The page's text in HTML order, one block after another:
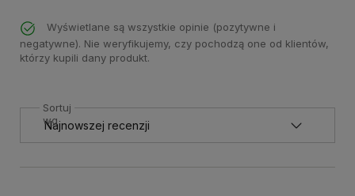
Wyświetlane są wszystkie opinie (pozytywne i
negatywne). Nie weryfikujemy, czy pochodzą one od klientów,
którzy kupili dany produkt.
Sortuj
wg